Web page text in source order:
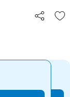
Distribuiți